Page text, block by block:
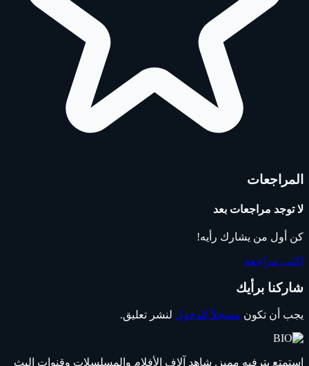
المراجعات
لا توجد مراجعات بعد
كن أول من يشارك رأيه!
اكتب مراجعة
شاركنا برأيك
يجب أن تكون مسجلاً للدخول لنشر تعليق.
استمتع بترفيه مميز. شاهد آلاف الأفلام والمسلسلات وقنوات البث